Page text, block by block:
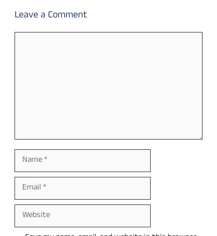
Leave a Comment
Name
Email
Website